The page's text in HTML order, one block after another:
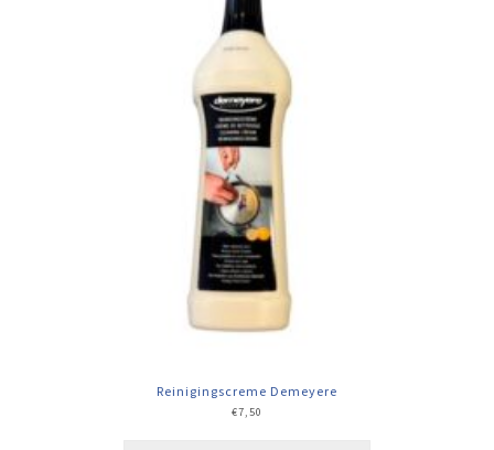
Reinigingscreme Demeyere
€7,50